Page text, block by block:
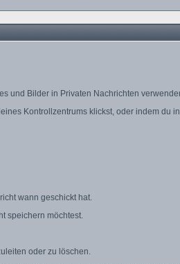
und Bilder in Privaten Nachrichten
Kontrollzentrums klickst, oder indem du
wann geschickt hat.
speichern möchtest.
oder zu löschen.